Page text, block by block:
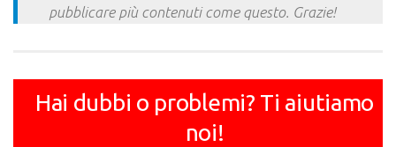
pubblicare più contenuti come questo. Grazie!
Hai dubbi o problemi? Ti aiutiamo
noi!